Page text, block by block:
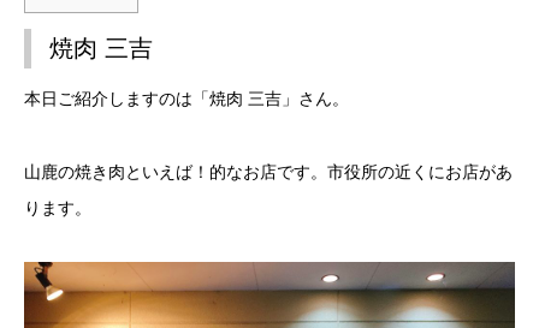
焼肉 三吉
本日ご紹介しますのは「焼肉 三吉」さん。
山鹿の焼き肉といえば！的なお店です。市役所の近くにお店があ
ります。